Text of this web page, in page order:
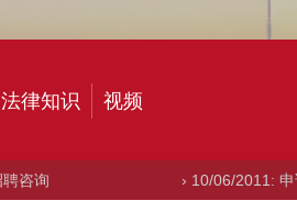
法律知识 视频
› 10/06/2011: 申请出口产品流通许